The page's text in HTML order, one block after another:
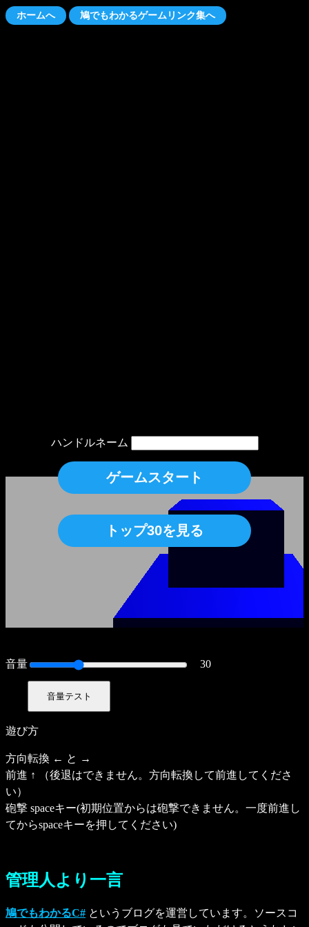
ホームへ 鳩でもわかるゲームリンク集へ
音量 30
音量テスト
遊び方
方向転換 ← と →
前進 ↑ （後退はできません。方向転換して前進してくださ
い）
砲撃 spaceキー(初期位置からは砲撃できません。一度前進し
てからspaceキーを押してください)
ハンドルネーム
管理人より一言
鳩でもわかるC# というブログを運営しています。ソースコ